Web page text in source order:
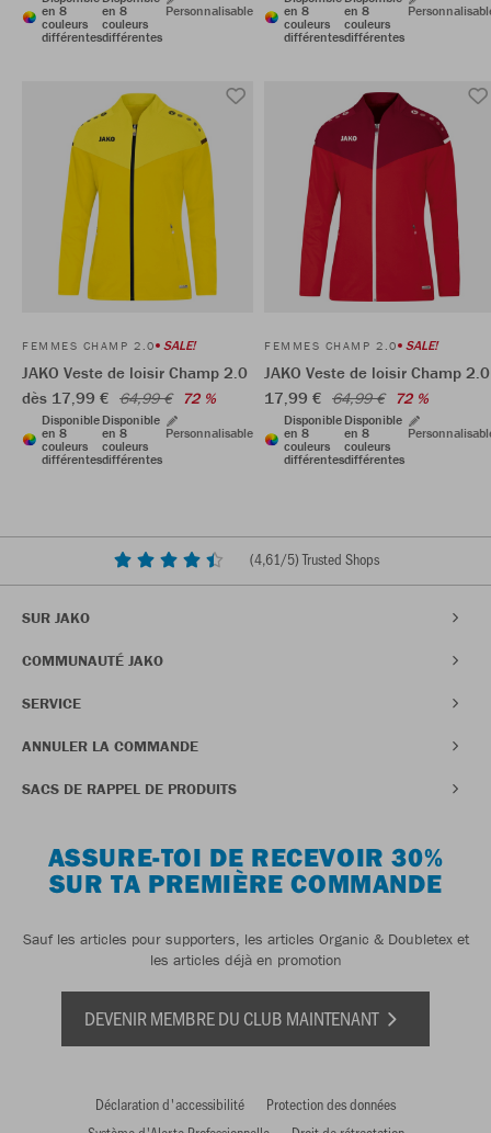
en 8
couleurs
différentes
en 8
couleurs
différentes
Personnalisable
en 8
couleurs
différentes
en 8
couleurs
différentes
FEMMES CHAMP 2.0 SALE!
JAKO Veste de loisir Champ 2.0
dès 17,99 € 64,99 € 72 %
Disponible
en 8
couleurs
différentes
Disponible
en 8
couleurs
différentes
Personnalisable
FEMMES CHAMP 2.0 SALE!
JAKO Veste de loisir Champ 2.0
17,99 € 64,99 € 72 %
Disponible
en 8
couleurs
différentes
Disponible
en 8
couleurs
différentes
(4,61/5) Trusted Shops
SUR JAKO
COMMUNAUTÉ JAKO
SERVICE
ANNULER LA COMMANDE
SACS DE RAPPEL DE PRODUITS
ASSURE-TOI DE RECEVOIR 30%
SUR TA PREMIÈRE COMMANDE
Sauf les articles pour supporters, les articles Organic & Doubletex et
les articles déjà en promotion
DEVENIR MEMBRE DU CLUB MAINTENANT
Déclaration d'accessibilité
Protection des données